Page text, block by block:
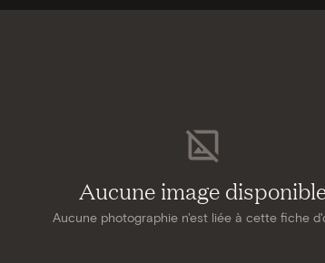
Aucune image
Aucune photographie n'est liée à cette fiche